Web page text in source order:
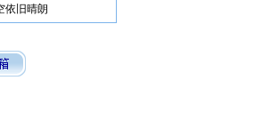
依旧晴朗